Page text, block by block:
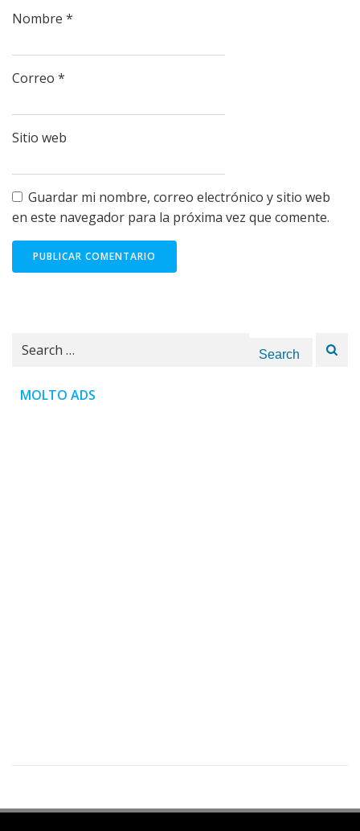
Nombre *
Correo *
Sitio web
Guardar mi nombre, correo electrónico y sitio web
en este navegador para la próxima vez que comente.
Search
MOLTO ADS